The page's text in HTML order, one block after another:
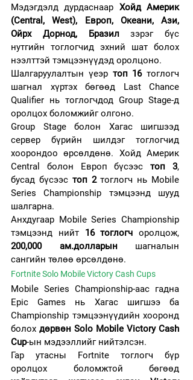
Мэдэгдэлд дурдаснаар Хойд Америк
(Central, West), Европ, Океани, Ази,
Ойрх Дорнод, Бразил зэрэг бүс
нутгийн тоглогчид эхний шат болох
нээлттэй тэмцээнүүдэд оролцоно.
Шалгаруулалтын үеэр топ 16 тоглогч
шагнал хүртэх бөгөөд Last Chance
Qualifier нь тоглогчдод Group Stage-д
оролцох боломжийг олгоно.
Group Stage болон Хагас шигшээд
сервер бүрийн шилдэг тоглогчид
хоорондоо өрсөлдөнө. Хойд Америк
Central болон Европ бүсээс топ 3,
бусад бүсээс топ 2 тоглогч нь Mobile
Series Championship тэмцээнд шууд
шалгарна.
Анхдугаар Mobile Series Championship
тэмцээнд нийт 16 тоглогч
200,000 ам.долларын шагналын
сангийн төлөө өрсөлдөнө.
Fortnite Solo Mobile Victory Cash Cups
Mobile Series Championship-аас гадна
Epic Games нь Хагас шигшээ ба
Championship тэмцээнүүдийн хооронд
болох дөрвөн Solo Mobile Victory Cash
Cup-ын мэдээллийг нийтэлсэн.
Гар утасны Fortnite тоглогч бүр